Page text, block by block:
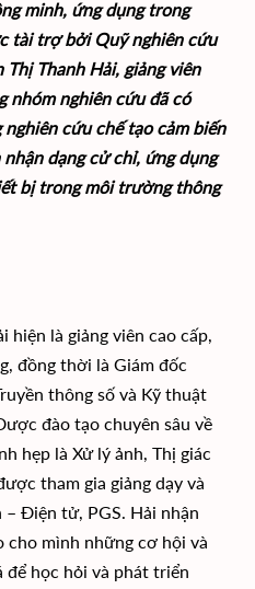
minh, ứng dụng trong
tài trợ bởi Quỹ nghiên cứu
Thị Thanh Hải, giảng viên
nhóm nghiên cứu đã có
cứu chế tạo cảm biến
dạng cử chỉ, ứng dụng
bị trong môi trường thông
hiện là giảng viên cao cấp,
đồng thời là Giám đốc
thông số và Kỹ thuật
đào tạo chuyên sâu về
hẹp là Xử lý ảnh, Thị giác
tham gia giảng dạy và
Điện tử, PGS. Hải nhận
cho mình những cơ hội và
để học hỏi và phát triển